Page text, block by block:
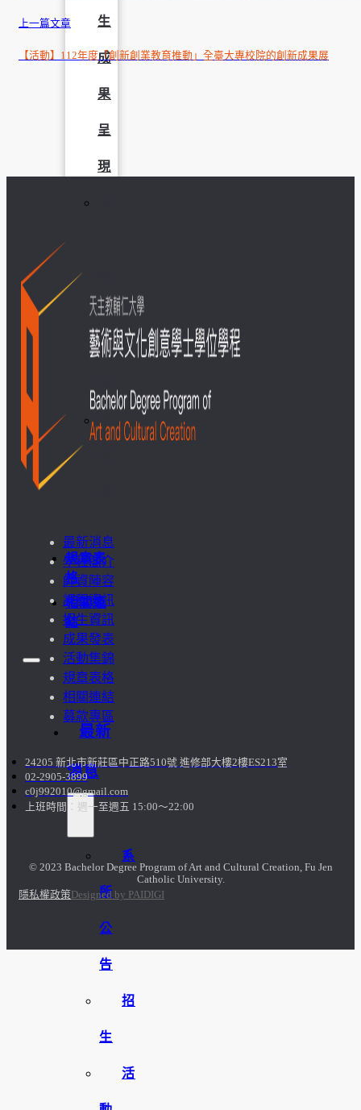
生
成
果
呈
現
外
活
訪
規章表
格
相關連
結
最新
消息
系
所
公
告
招
生
活
上一篇文章
【活動】112年度「創新創業教育推動」全臺大專校院的創新成果展
最新消息
學程簡介
師資陣容
課程資訊
招生資訊
成果發表
活動集錦
規章表格
相關連結
募款專區
24205 新北市新莊區中正路510號 進修部大樓2樓ES213室
02-2905-3899
c0j992010@gmail.com
上班時間：週一至週五 15:00～22:00
© 2023 Bachelor Degree Program of Art and Cultural Creation, Fu Jen
Catholic University.
隱私權政策 Designed by PAIDIGI